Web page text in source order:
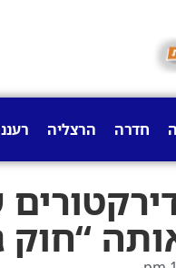
חדרה הרצליה
“חוק